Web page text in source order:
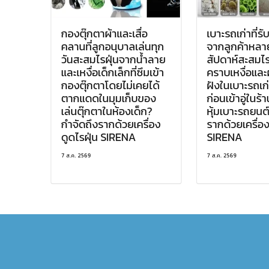
กองตุ๊กตาผ้าและเสื่อ
คลานที่ลูกอนุบาลเล่นทุก
วันสะสมไรฝุ่นจากน้ำลาย
และเหงื่อเด็กเล็กที่ซึมเข้า
กองตุ๊กตาโดยไม่เคยได้
ตากแดดในมุมเก็บของ
เล่นตุ๊กตาในห้องเด็ก?
กำจัดถึงรากด้วยเครื่อง
ดูดไรฝุ่น SIRENA
7 ส.ค. 2569
เบาะรถเก่าที่
จากลูกค้าหล
สัปดาห์สะสม
คราบเหงื่อแ
ฝังในเบาะรถ
ก่อนเข้าอู่ในร้
หุ้มเบาะรถยน
รากด้วยเครื่
SIRENA
7 ส.ค. 2569